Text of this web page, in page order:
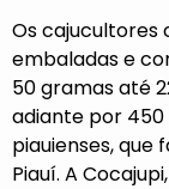
Os
embaladas e
50 gramas até
adiante por 450
piauienses,
Piauí. A